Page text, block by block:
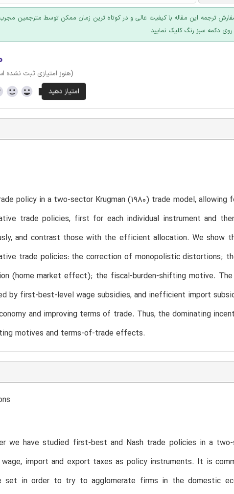
ترجمه این مقاله با کیفیت عالی و در کوتاه ترین زمان ممکن توسط مترجمین
دکمه سبز رنگ کلیک نمایید.
(هنوز امتیازی ثبت نشده
policy in a two-sector Krugman (1980) trade model,
trade policies, first for each individual instrument and
and contrast those with the efficient allocation. We
trade policies: the correction of monopolistic distortions;
(home market effect); the fiscal-burden-shifting motive. The
by first-best-level wage subsidies, and inefficient import
and improving terms of trade. Thus, the dominating
motives and terms-of-trade effects.
we have studied first-best and Nash trade policies in a
wage, import and export taxes as policy instruments. It is
set in order to try to agglomerate firms in the domestic